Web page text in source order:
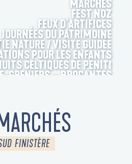
MARCHÉS
FEST NOZ
FEUX D’ARTIFICES
JOURNÉES DU PATRIMOINE
NATURE / VISITE GUIDÉE
POUR LES ENFANTS
CELTIQUES DE PENITI
GRENIERS – BROCANTES
FINISTÈRE